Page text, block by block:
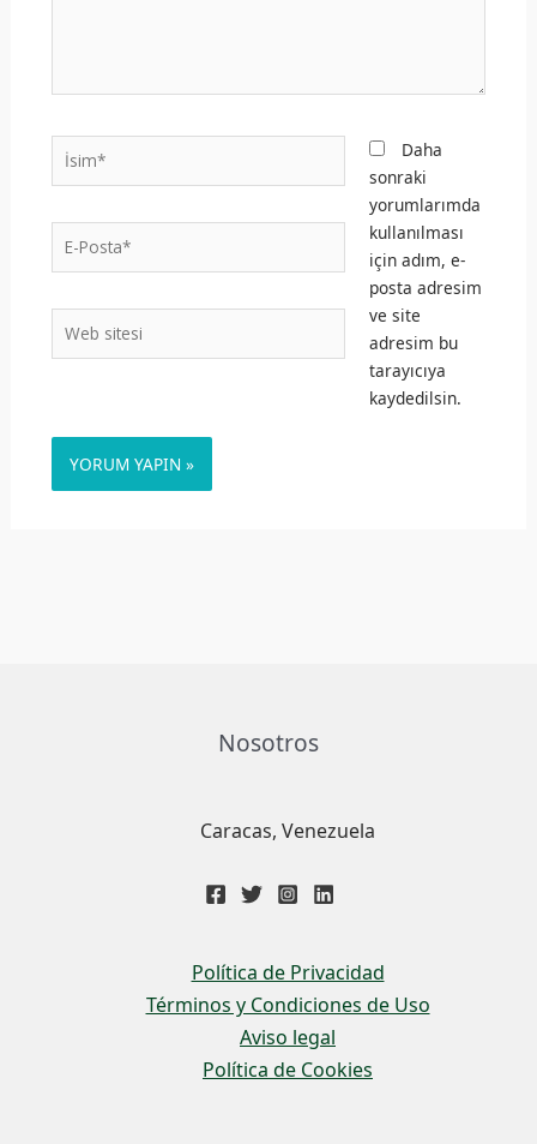
İsim*
Daha
sonraki
yorumlarımda
kullanılması
için adım, e-
posta adresim
ve site
adresim bu
tarayıcıya
kaydedilsin.
Nosotros
Caracas, Venezuela
Política de Privacidad
Términos y Condiciones de Uso
Aviso legal
Política de Cookies